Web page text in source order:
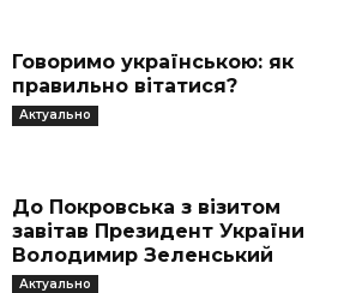
Говоримо українською: як
правильно вітатися?
Актуально
До Покровська з візитом
завітав Президент України
Володимир Зеленський
Актуально